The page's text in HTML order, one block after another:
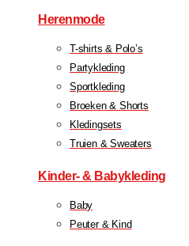
Herenmode
T-shirts & Polo’s
Partykleding
Sportkleding
Broeken & Shorts
Kledingsets
Truien & Sweaters
Kinder- & Babykleding
Baby
Peuter & Kind